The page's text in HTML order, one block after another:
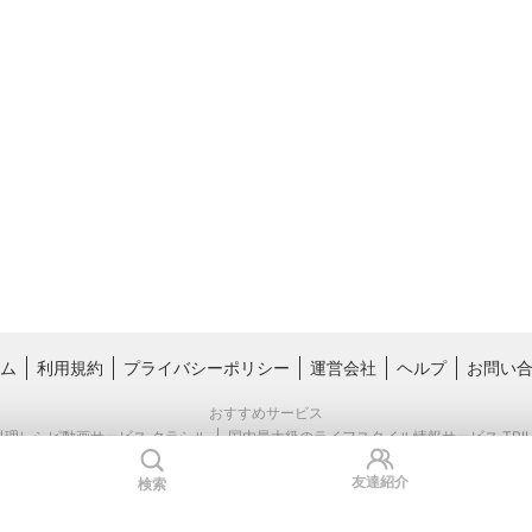
利用規約 プライバシーポリシー 運営会社 ヘルプ お問い
おすすめサービス
理レシピ動画サービス クラシル
国内最大級のライフスタイル情報サービス
Copyright © Kurashiru, inc.
検索 友達紹介